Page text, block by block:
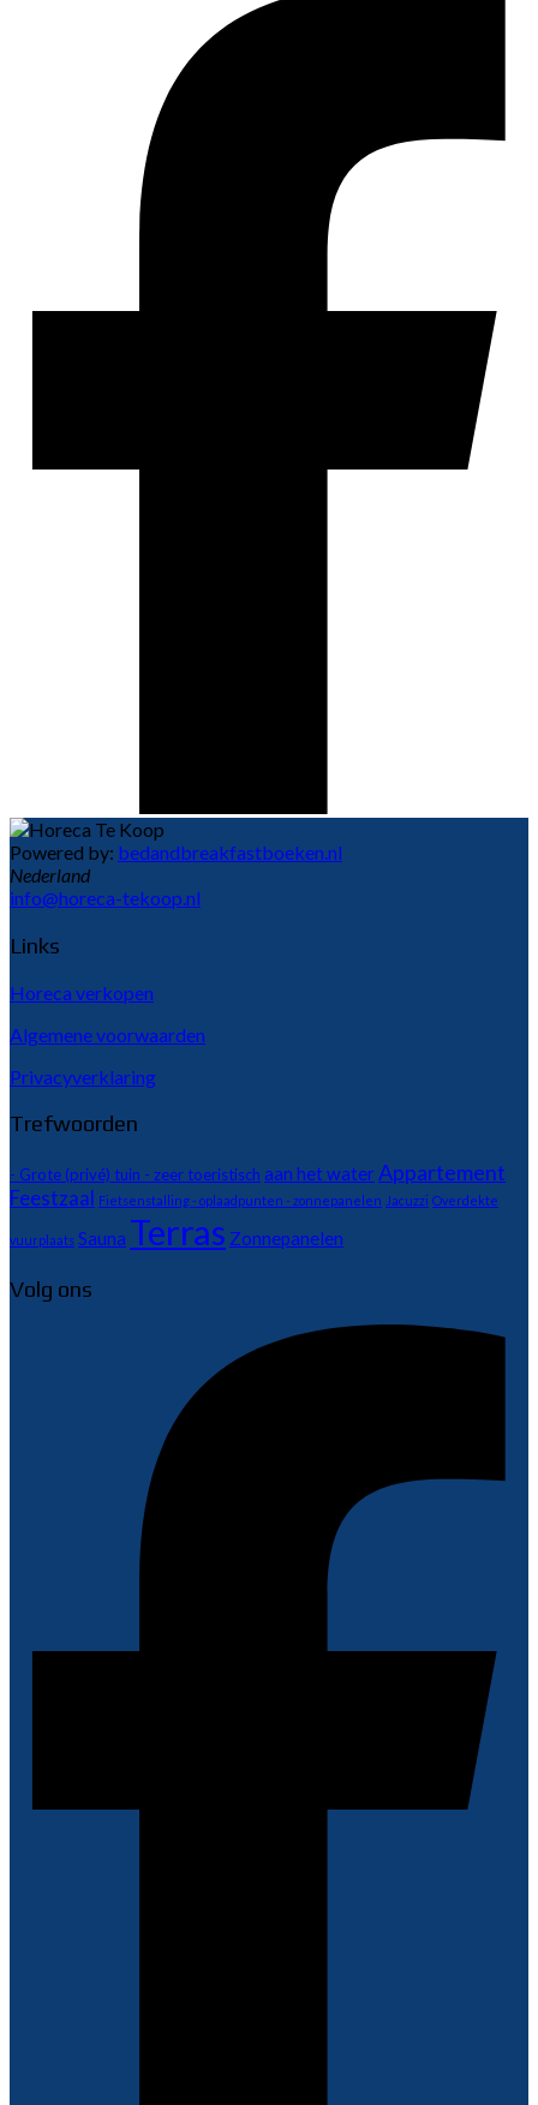
Powered by: bedandbreakfastboeken.nl
Nederland
info@horeca-tekoop.nl
Links
Horeca verkopen
Algemene voorwaarden
Privacyverklaring
Trefwoorden
- Grote (privé) tuin - zeer toeristisch aan het waterAppartement
Feestzaal Fietsenstalling - oplaadpunten - zonnepanelen Jacuzzi Overdekte
vuurplaats Sauna Terras Zonnepanelen
Volg ons